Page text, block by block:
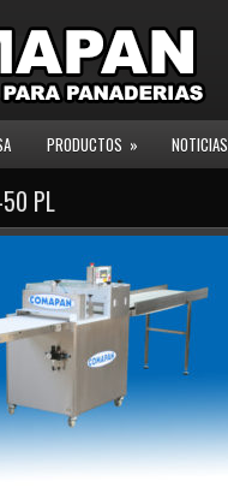
PRODUCTOS » NOTICIAS
PL